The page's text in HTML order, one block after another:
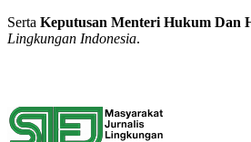
Serta Keputusan Menteri Hukum Dan
Lingkungan Indonesia.